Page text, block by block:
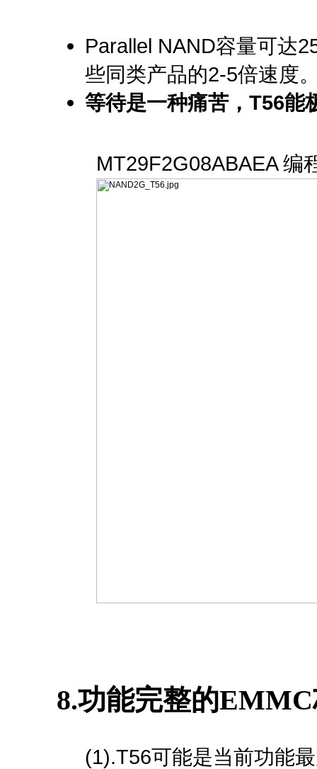
Parallel NAND容量可达
些同类产品的2-5倍速度
等待是一种痛苦，T56能
MT29F2G08ABAEA 编
8.功能完整的
(1).T56可能是当前功能最